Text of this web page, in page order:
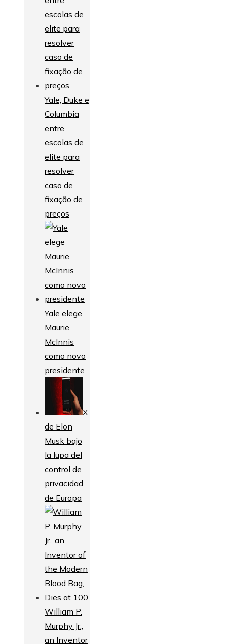
Yale, Duke e
Columbia
entre
escolas de
elite para
resolver
caso de
fixação de
preços
Yale elege
Maurie
McInnis
como novo
presidente
X
de Elon
Musk bajo
la lupa del
control de
privacidad
de Europa
William P.
Murphy Jr.,
an Inventor